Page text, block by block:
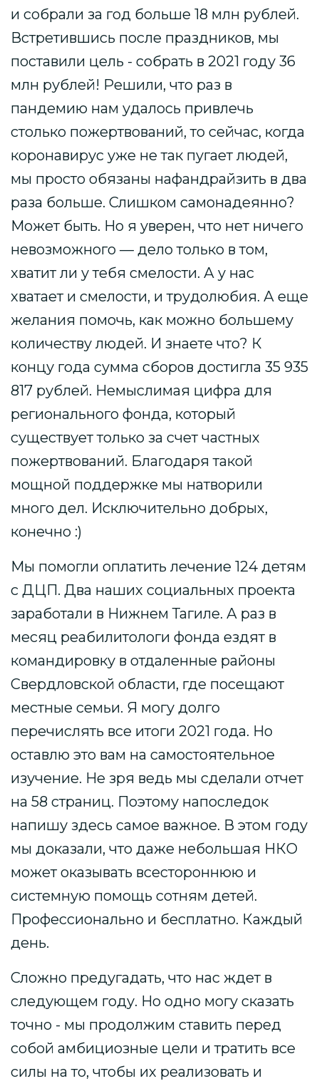
и собрали за год больше 18 млн рублей.
Встретившись после праздников, мы
поставили цель - собрать в 2021 году 36
млн рублей! Решили, что раз в
пандемию нам удалось привлечь
столько пожертвований, то сейчас, когда
коронавирус уже не так пугает людей,
мы просто обязаны нафандрайзить в два
раза больше. Слишком самонадеянно?
Может быть. Но я уверен, что нет ничего
невозможного — дело только в том,
хватит ли у тебя смелости. А у нас
хватает и смелости, и трудолюбия. А еще
желания помочь, как можно большему
количеству людей. И знаете что? К
концу года сумма сборов достигла 35 935
817 рублей. Немыслимая цифра для
регионального фонда, который
существует только за счет частных
пожертвований. Благодаря такой
мощной поддержке мы натворили
много дел. Исключительно добрых,
конечно :)
Мы помогли оплатить лечение 124 детям
с ДЦП. Два наших социальных проекта
заработали в Нижнем Тагиле. А раз в
месяц реабилитологи фонда ездят в
командировку в отдаленные районы
Свердловской области, где посещают
местные семьи. Я могу долго
перечислять все итоги 2021 года. Но
оставлю это вам на самостоятельное
изучение. Не зря ведь мы сделали отчет
на 58 страниц. Поэтому напоследок
напишу здесь самое важное. В этом году
мы доказали, что даже небольшая НКО
может оказывать всестороннюю и
системную помощь сотням детей.
Профессионально и бесплатно. Каждый
день.
Сложно предугадать, что нас ждет в
следующем году. Но одно могу сказать
точно - мы продолжим ставить перед
собой амбициозные цели и тратить все
силы на то, чтобы их реализовать и